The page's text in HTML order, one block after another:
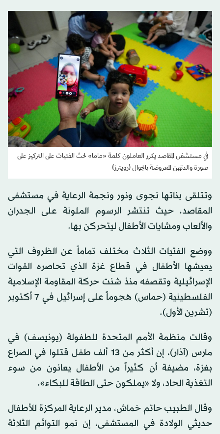
في مستشفى المقاصد يكرر العاملون كلمة «ماما» لحث الفتيات على التركيز على
صورة والدتهن المعروضة بالجوال (رويترز)
وتتلقى بناتها نجوى ونور ونجمة الرعاية في مستشفى
المقاصد، حيث تنتشر الرسوم الملونة على الجدران
والألعاب ومشايات الأطفال ليتحركن بها.
ووضع الفتيات الثلاث مختلف تماماً عن الظروف التي
يعيشها الأطفال في قطاع غزة الذي تحاصره القوات
الإسرائيلية وتقصفه منذ شنت حركة المقاومة الإسلامية
الفلسطينية (حماس) هجوماً على إسرائيل في 7 أكتوبر
(تشرين الأول).
وقالت منظمة الأمم المتحدة للطفولة (يونيسف) في
مارس (آذار)، إن أكثر من 13 ألف طفل قتلوا في الصراع
بغزة، مضيفة أن كثيراً من الأطفال يعانون من سوء
التغذية الحاد، ولا «يملكون حتى الطاقة للبكاء».
وقال الطبيب حاتم خماش، مدير الرعاية المركزة للأطفال
حديثي الولادة في المستشفى، إن نمو التوائم الثلاثة